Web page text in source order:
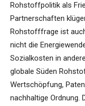
Rohstoffpolitik als
Partnerschaften
Rohstofffrage ist
nicht die
Sozialkosten in
globale Süden
Wertschöpfung,
nachhaltige Ordnung.